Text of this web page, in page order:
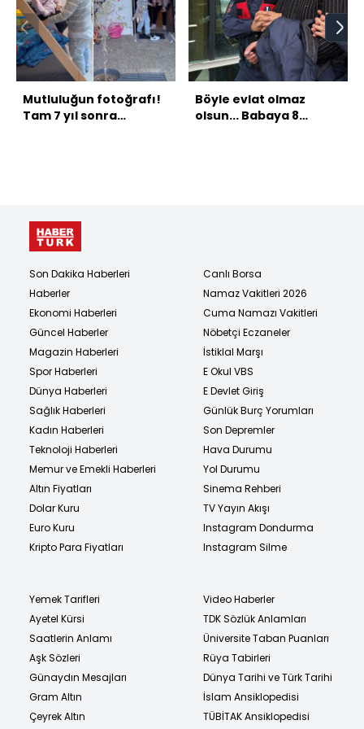
Mutluluğun fotoğrafı!
Tam 7 yıl sonra
Böyle evlat olmaz
olsun... Babaya 8
Son Dakika Haberleri
Haberler
Ekonomi Haberleri
Güncel Haberler
Magazin Haberleri
Spor Haberleri
Dünya Haberleri
Sağlık Haberleri
Kadın Haberleri
Teknoloji Haberleri
Memur ve Emekli Haberleri
Altın Fiyatları
Dolar Kuru
Euro Kuru
Kripto Para Fiyatları
Canlı Borsa
Namaz Vakitleri 2026
Cuma Namazı Vakitleri
Nöbetçi Eczaneler
İstiklal Marşı
E Okul VBS
E Devlet Giriş
Günlük Burç Yorumları
Son Depremler
Hava Durumu
Yol Durumu
Sinema Rehberi
TV Yayın Akışı
Instagram Dondurma
Instagram Silme
Yemek Tarifleri
Ayetel Kürsi
Saatlerin Anlamı
Aşk Sözleri
Günaydın Mesajları
Gram Altın
Çeyrek Altın
Video Haberler
TDK Sözlük Anlamları
Üniversite Taban Puanları
Rüya Tabirleri
Dünya Tarihi ve Türk Tarihi
İslam Ansiklopedisi
TÜBİTAK Ansiklopedisi